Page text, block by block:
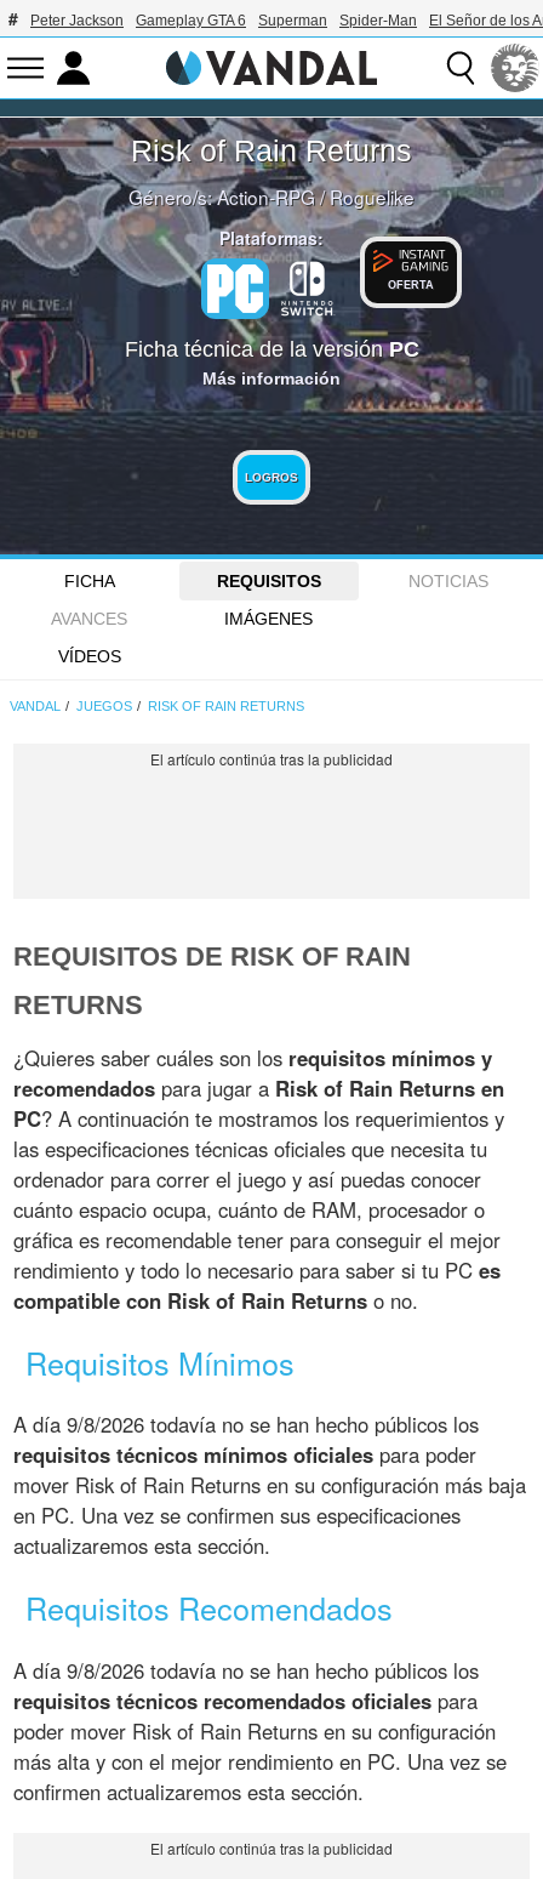
Peter Jackson Gameplay GTA 6 Superman Spider-Man El Señor de los
Risk of Rain Returns
Género/s:Action-RPG/Roguelike
Plataformas:
OFERTA
Ficha técnica de la versiónPC
Más información
LOGROS
FICHA REQUISITOS
NOTICIAS
AVANCES
IMÁGENES
VÍDEOS
VANDAL JUEGOS RISK OF RAIN RETURNS
REQUISITOS DE RISK OF RAIN
RETURNS
¿Quieres saber cuáles son los requisitos mínimos y
recomendados para jugar a Risk of Rain Returns en
PC? A continuación te mostramos los requerimientos y
las especificaciones técnicas oficiales que necesita tu
ordenador para correr el juego y así puedas conocer
cuánto espacio ocupa, cuánto de RAM, procesador o
gráfica es recomendable tener para conseguir el mejor
rendimiento y todo lo necesario para saber si tu PCes
compatible con Risk of Rain Returns o no.
Requisitos Mínimos
A día 9/8/2026 todavía no se han hecho públicos los
requisitos técnicos mínimos oficiales para poder
mover Risk of Rain Returns en su configuración más baja
en PC. Una vez se confirmen sus especificaciones
actualizaremos esta sección.
Requisitos Recomendados
A día 9/8/2026 todavía no se han hecho públicos los
requisitos técnicos recomendados oficiales para
poder mover Risk of Rain Returns en su configuración
más alta y con el mejor rendimiento en PC. Una vez se
confirmen actualizaremos esta sección.